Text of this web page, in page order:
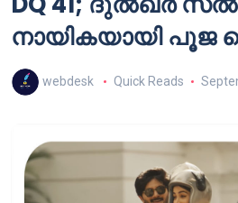
നായികയായി
webdesk Quick Reads